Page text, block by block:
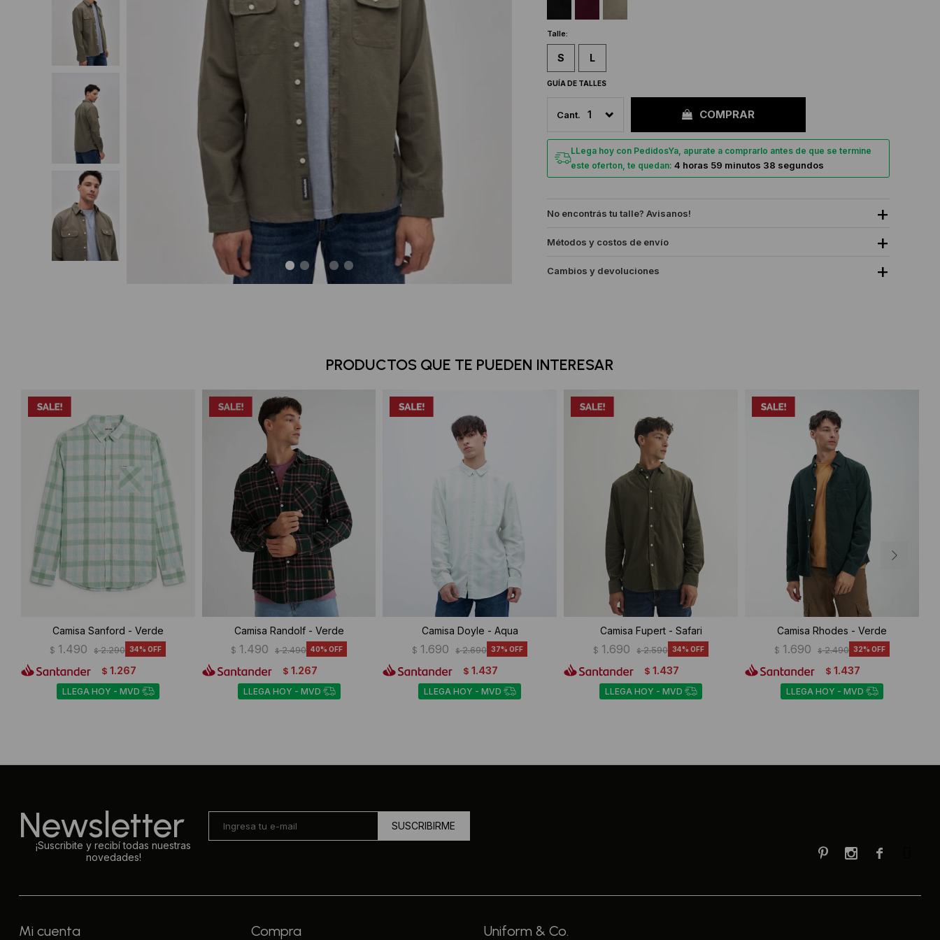
Talle:
S L
GUÍA DE TALLES
1 COMPRAR
LLega hoy con PedidosYa, apurate a comprarlo antes de que se termine
este oferton, te quedan: 4 horas 59 minutos 37 segundos
No encontrás tu talle? Avisanos!
Métodos y costos de envío
Cambios y devoluciones
PRODUCTOS QUE TE PUEDEN INTERESAR
Camisa Sanford - Verde
$ 1.490 $ 2.290 34
$ 1.267
LLEGA HOY - MVD
Camisa Randolf - Verde
$ 1.490 $ 2.490 40
$ 1.267
LLEGA HOY - MVD
Camisa Doyle - Aqua
$ 1.690 $ 2.690 37
$ 1.437
LLEGA HOY - MVD
Camisa Fupert - Safari
$ 1.690 $ 2.590 34
$ 1.437
LLEGA HOY - MVD
Camisa Rhodes - Verde
$ 1.690 $ 2.490 32
$ 1.437
LLEGA HOY - MVD
Newsletter
¡Suscribite y recibí todas nuestras
novedades!
SUSCRIBIRME

 
Mi cuenta Compra Uniform & Co.